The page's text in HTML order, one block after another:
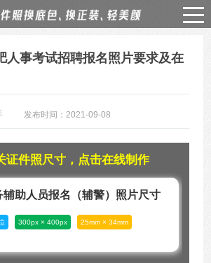
人事考试招聘报名照片要求及在
发布时间：2021-09-08
证件照尺寸，点击在线制作
辅助人员报名（辅警）照片尺寸
300px × 400px 25mm × 34mm